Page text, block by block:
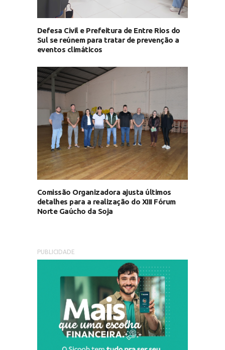
Defesa Civil e Prefeitura de Entre Rios do
Sul se reúnem para tratar de prevenção a
eventos climáticos
Comissão Organizadora ajusta últimos
detalhes para a realização do XIII Fórum
Norte Gaúcho da Soja
PUBLICIDADE